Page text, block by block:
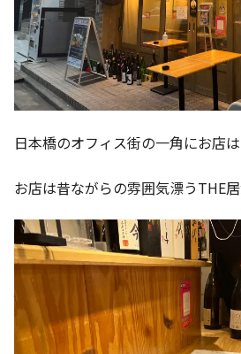
日本橋のオフィス街の一角にお店は
お店は昔ながらの雰囲気漂うTHE居